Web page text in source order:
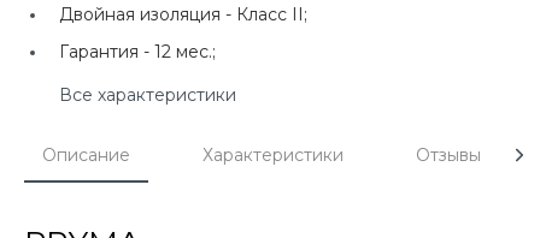
Двойная изоляция - Класс II;
Гарантия - 12 мес.;
Все характеристики
Описание Характеристики Отзывы